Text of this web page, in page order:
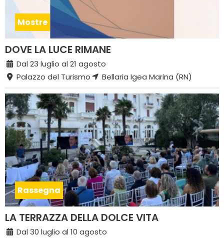
Mostre
DOVE LA LUCE RIMANE
Dal 23 luglio al 21 agosto
Palazzo del Turismo
Bellaria Igea Marina (RN)
Rassegna
LA TERRAZZA DELLA DOLCE VITA
Dal 30 luglio al 10 agosto